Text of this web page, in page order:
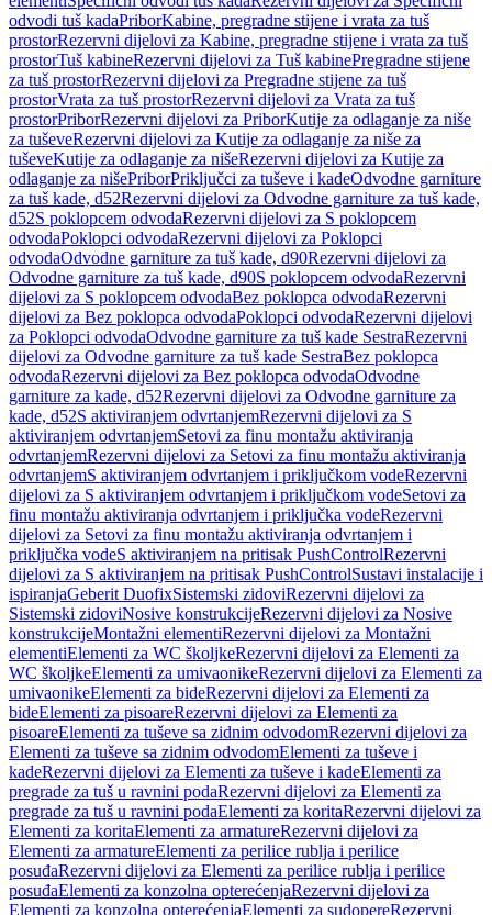
odvodi tuš kadaPriborKabine, pregradne stijene i vrata za tuš
prostorRezervni dijelovi za Kabine, pregradne stijene i vrata za tuš
prostorTuš kabineRezervni dijelovi za Tuš kabinePregradne stijene
za tuš prostorRezervni dijelovi za Pregradne stijene za tuš
prostorVrata za tuš prostorRezervni dijelovi za Vrata za tuš
prostorPriborRezervni dijelovi za PriborKutije za odlaganje za niše
za tuševeRezervni dijelovi za Kutije za odlaganje za niše za
tuševeKutije za odlaganje za nišeRezervni dijelovi za Kutije za
odlaganje za nišePriborPriključci za tuševe i kadeOdvodne garniture
za tuš kade, d52Rezervni dijelovi za Odvodne garniture za tuš kade,
d52S poklopcem odvodaRezervni dijelovi za S poklopcem
odvodaPoklopci odvodaRezervni dijelovi za Poklopci
odvodaOdvodne garniture za tuš kade, d90Rezervni dijelovi za
Odvodne garniture za tuš kade, d90S poklopcem odvodaRezervni
dijelovi za S poklopcem odvodaBez poklopca odvodaRezervni
dijelovi za Bez poklopca odvodaPoklopci odvodaRezervni dijelovi
za Poklopci odvodaOdvodne garniture za tuš kade SestraRezervni
dijelovi za Odvodne garniture za tuš kade SestraBez poklopca
odvodaRezervni dijelovi za Bez poklopca odvodaOdvodne
garniture za kade, d52Rezervni dijelovi za Odvodne garniture za
kade, d52S aktiviranjem odvrtanjemRezervni dijelovi za S
aktiviranjem odvrtanjemSetovi za finu montažu aktiviranja
odvrtanjemRezervni dijelovi za Setovi za finu montažu aktiviranja
odvrtanjemS aktiviranjem odvrtanjem i priključkom vodeRezervni
dijelovi za S aktiviranjem odvrtanjem i priključkom vodeSetovi za
finu montažu aktiviranja odvrtanjem i priključka vodeRezervni
dijelovi za Setovi za finu montažu aktiviranja odvrtanjem i
priključka vodeS aktiviranjem na pritisak PushControlRezervni
dijelovi za S aktiviranjem na pritisak PushControlSustavi instalacije i
ispiranjaGeberit DuofixSistemski zidoviRezervni dijelovi za
Sistemski zidoviNosive konstrukcijeRezervni dijelovi za Nosive
konstrukcijeMontažni elementiRezervni dijelovi za Montažni
elementiElementi za WC školjkeRezervni dijelovi za Elementi za
WC školjkeElementi za umivaonikeRezervni dijelovi za Elementi za
umivaonikeElementi za bideRezervni dijelovi za Elementi za
bideElementi za pisoareRezervni dijelovi za Elementi za
pisoareElementi za tuševe sa zidnim odvodomRezervni dijelovi za
Elementi za tuševe sa zidnim odvodomElementi za tuševe i
kadeRezervni dijelovi za Elementi za tuševe i kadeElementi za
pregrade za tuš u ravnini podaRezervni dijelovi za Elementi za
pregrade za tuš u ravnini podaElementi za koritaRezervni dijelovi za
Elementi za koritaElementi za armatureRezervni dijelovi za
Elementi za armatureElementi za perilice rublja i perilice
posuđaRezervni dijelovi za Elementi za perilice rublja i perilice
posuđaElementi za konzolna opterećenjaRezervni dijelovi za
Elementi za konzolna opterećenjaElementi za sudopereRezervni